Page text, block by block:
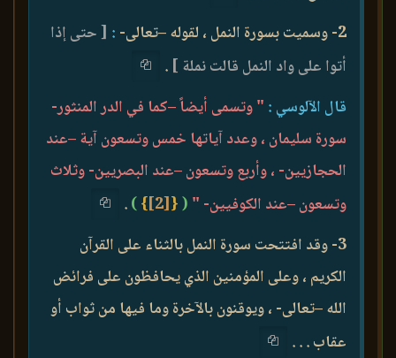
2- وسميت بسورة النمل ، لقوله –تعالى-
: [ حتى إذا
أتوا على واد النمل قالت نملة ] .
قال الآلوسي : " وتسمى أيضاً –كما في الدر المنثور-
سورة سليمان ، وعدد آياتها خمس وتسعون آية –عند
الحجازيين- ، وأربع وتسعون –عند البصريين- وثلاث
وتسعون –عند الكوفيين- " (
{
[2]
}
)
.
3- وقد افتتحت سورة النمل بالثناء على القرآن
الكريم ، وعلى المؤمنين الذي يحافظون على فرائض
الله –تعالى- ، ويوقنون بالآخرة وما فيها من ثواب أو
عقاب . . .